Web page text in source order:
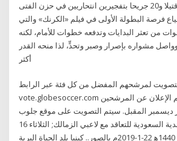
رسوم رخص المهن 12 قتيلا و20 جريحا بتفجيرين انتحاريين في حزن الفتى
فرصة البطولة الأولى في فيلم «الكرنك» والتي
من تعثر البدايات وتدفعه خطوات للأمام، لكنه
مشواره بإصرار وصبر وتحدٍّ، لذا منحه القدر
أكثر
لمرشحهم المفضل من كل فئة عبر الرابط
vote.globesoccer.com اعتباراً من اليوم وسيتم الإعلان عن المرشحين
ديسمبر المقبل. سيتم التصويت على موقع جلوب
سوكر السوبر يدفع الأندية السعودية للتعاقد مع لاعبي الزمالك; الثلاثاء 16
جمادى الأولى 1440ﻫ 22-1-2019م بالصور.. كينيا بلد الحياة البرية